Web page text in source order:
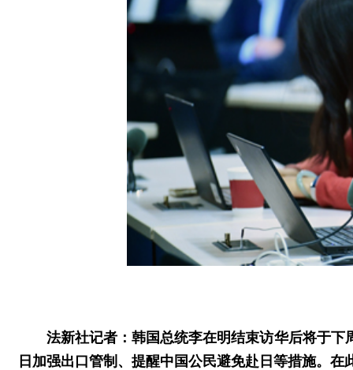
法新社记者：韩国总统李在明结束访华后将于
日加强出口管制、提醒中国公民避免赴日等措施。